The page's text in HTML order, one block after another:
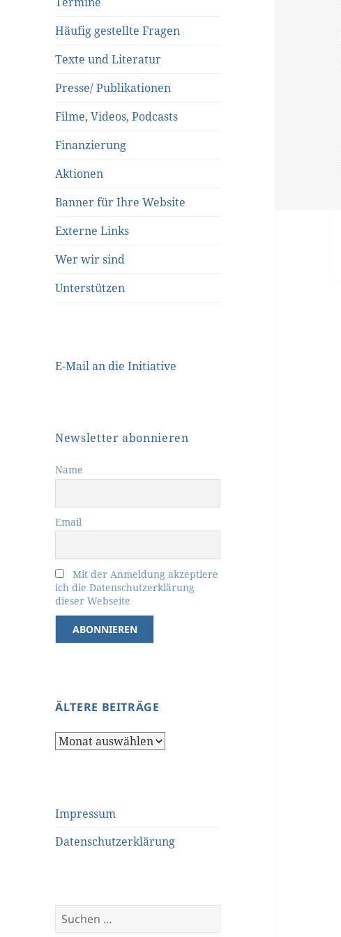
Häufig gestellte Fragen
Texte und Literatur
Presse/ Publikationen
Filme, Videos, Podcasts
Finanzierung
Aktionen
Banner für Ihre Website
Externe Links
Wer wir sind
Unterstützen
E-Mail an die Initiative
Newsletter abonnieren
Name
Email
Mit der Anmeldung akzeptiere
ich die Datenschutzerklärung
dieser Webseite
ÄLTERE BEITRÄGE
Ältere
Impressum
Datenschutzerklärung
Suchen
nach: